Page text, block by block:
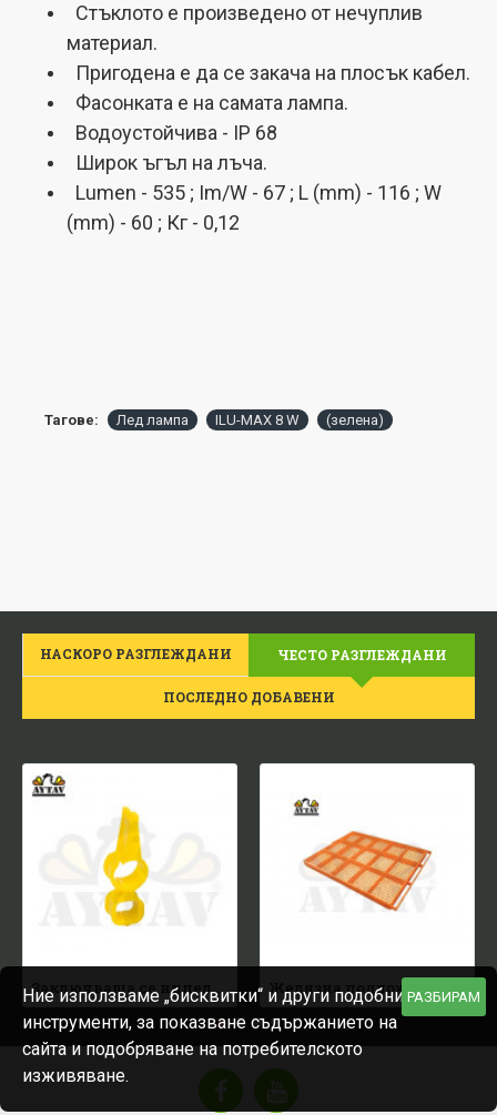
Стъклото е произведено от нечуплив
материал.
Пригодена е да се закача на плосък кабел.
Фасонката е на самата лампа.
Водоустойчива - IP 68
Широк ъгъл на лъча.
Lumen - 535 ; Im/W - 67 ; L (mm) - 116 ; W
(mm) - 60 ; Кг - 0,12
Тагове: Лед лампа ILU-MAX 8 W (зелена)
НАСКОРО РАЗГЛЕЖДАНИ ЧЕСТО РАЗГЛЕЖДАНИ
ПОСЛЕДНО ДОБАВЕНИ
Заключваща се нипелна квадратна тръба Желязна подложка за пилета
РАЗБИРАМ
Ние използваме „бисквитки“ и други подобни
инструменти, за показване съдържанието на
сайта и подобряване на потребителското
изживяване.